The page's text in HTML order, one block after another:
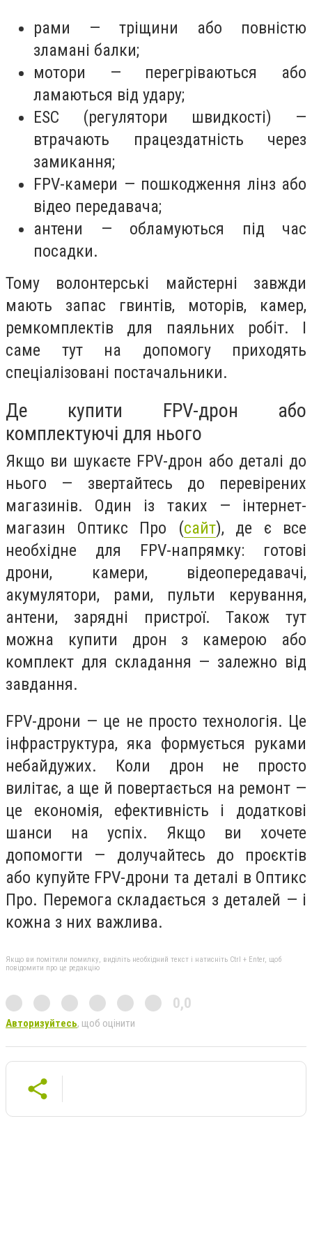
рами — тріщини або повністю
зламані балки;
мотори — перегріваються або
ламаються від удару;
ESC (регулятори швидкості) —
втрачають працездатність через
замикання;
FPV-камери — пошкодження лінз або
відео передавача;
антени — обламуються під час
посадки.
Тому волонтерські майстерні завжди
мають запас гвинтів, моторів, камер,
ремкомплектів для паяльних робіт. І
саме тут на допомогу приходять
спеціалізовані постачальники.
Де купити FPV-дрон або
комплектуючі для нього
Якщо ви шукаєте FPV-дрон або деталі до
нього — звертайтесь до перевірених
магазинів. Один із таких — інтернет-
магазин Оптикс Про (сайт), де є все
необхідне для FPV-напрямку: готові
дрони, камери, відеопередавачі,
акумулятори, рами, пульти керування,
антени, зарядні пристрої. Також тут
можна купити дрон з камерою або
комплект для складання — залежно від
завдання.
FPV-дрони — це не просто технологія. Це
інфраструктура, яка формується руками
небайдужих. Коли дрон не просто
вилітає, а ще й повертається на ремонт —
це економія, ефективність і додаткові
шанси на успіх. Якщо ви хочете
допомогти — долучайтесь до проєктів
або купуйте FPV-дрони та деталі в Оптикс
Про. Перемога складається з деталей — і
кожна з них важлива.
Якщо ви помітили помилку, виділіть необхідний текст і натисніть Ctrl + Enter, щоб
повідомити про це редакцію
0,0
Авторизуйтесь, щоб оцінити